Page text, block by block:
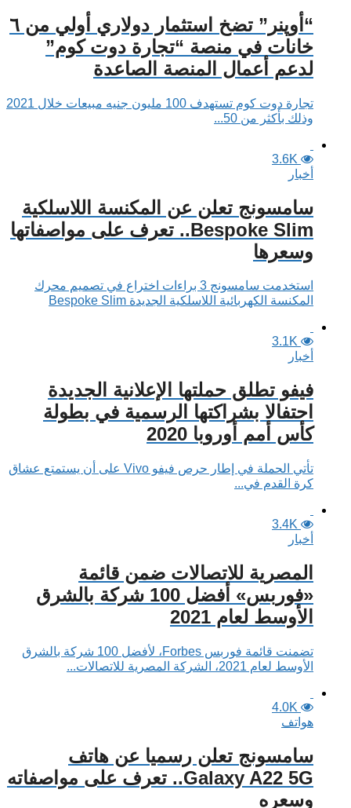
“أوپنر” تضخ استثمار دولاري أولي من ٦
خانات في منصة “تجارة دوت كوم”
لدعم أعمال المنصة الصاعدة
تجارة دوت كوم تستهدف 100 مليون جنيه مبيعات خلال 2021
وذلك بأكثر من 50...
3.6K
أخبار
سامسونج تعلن عن المكنسة اللاسلكية
Bespoke Slim.. تعرف على مواصفاتها
وسعرها
استخدمت سامسونج 3 براءات اختراع في تصميم محرك
المكنسة الكهربائية اللاسلكية الجديدة Bespoke Slim
3.1K
أخبار
فيفو تطلق حملتها الإعلانية الجديدة
احتفالا بشراكتها الرسمية في بطولة
كأس أمم أوروبا 2020
تأتي الحملة في إطار حرص فيفو Vivo على أن يستمتع عشاق
كرة القدم في...
3.4K
أخبار
المصرية للاتصالات ضمن قائمة
«فوربس» أفضل 100 شركة بالشرق
الأوسط لعام 2021
تضمنت قائمة فوربس Forbes، لأفضل 100 شركة بالشرق
الأوسط لعام 2021، الشركة المصرية للاتصالات...
4.0K
هواتف
سامسونج تعلن رسميا عن هاتف
Galaxy A22 5G.. تعرف على مواصفاته
وسعره